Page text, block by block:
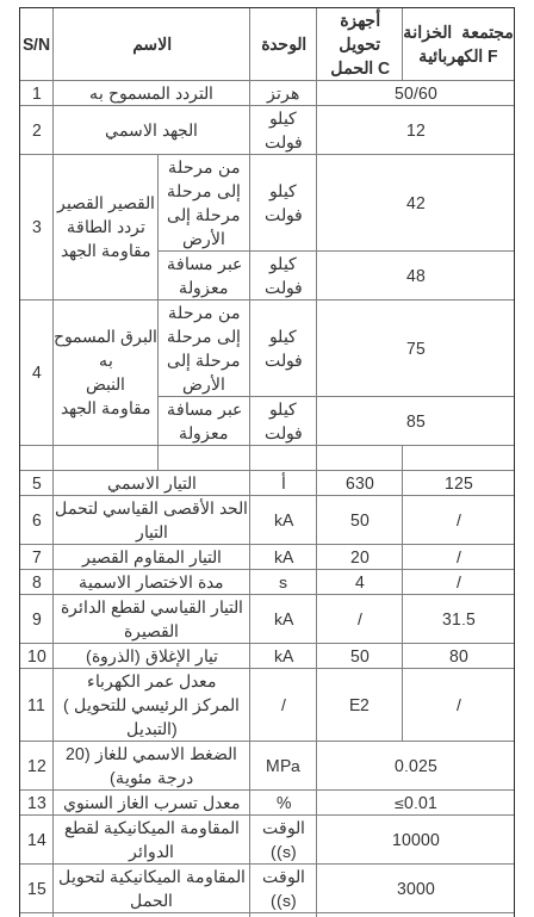
S/N الاسم الوحدة
أجهزة
تحويل
الحمل C
مجتمعة
الخزانة
الكهربائية F
1
التردد المسموح به هرتز
50/60
2
الجهد الاسمي
كيلو
فولت
12
3
القصير القصير
تردد الطاقة
مقاومة الجهد
من مرحلة
إلى مرحلة
مرحلة إلى
الأرض
كيلو
فولت
42
عبر مسافة
معزولة
كيلو
فولت
48
4
البرق المسموح
به
النبض
مقاومة الجهد
من مرحلة
إلى مرحلة
مرحلة إلى
الأرض
كيلو
فولت
75
عبر مسافة
معزولة
كيلو
فولت
85
5 التيار الاسمي أ 630
125
6
الحد الأقصى القياسي لتحمل
التيار
kA 50
/
7
التيار المقاوم القصير kA 20
/
8
مدة الاختصار الاسمية s 4
/
9
التيار القياسي لقطع الدائرة
القصيرة
kA /
31.5
10
تيار الإغلاق (الذروة) kA 50 80
11
معدل عمر الكهرباء
(المركز الرئيسي للتحويل
التبديل)
/ E2 /
12
الضغط الاسمي للغاز (20
درجة مئوية)
MPa
0.025
13
معدل تسرب الغاز السنوي %
≤0.01
14
المقاومة الميكانيكية لقطع
الدوائر
الوقت
((s)
10000
15
المقاومة الميكانيكية لتحويل
الحمل
الوقت
((s)
3000